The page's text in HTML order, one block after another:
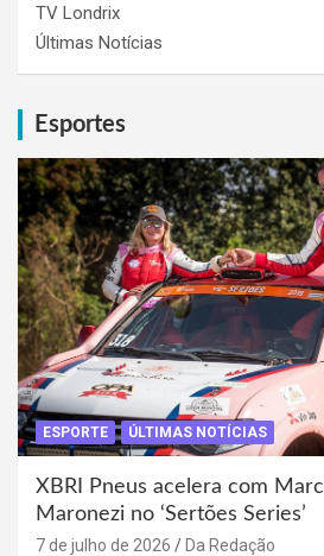
TV Londrix
Últimas Notícias
Esportes
ESPORTE ÚLTIMAS NOTÍCIAS
XBRI Pneus acelera com
Maronezi no ‘Sertões Series’
7 de julho de 2026 Da Redação